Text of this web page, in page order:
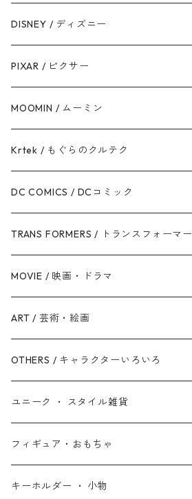
ストームトルーパー
ハン・ソロ
ドロイド
ボバ・フェット / マンダロリアン
ジェダイ・オーダー
銀河帝国 / ダークサイド
反乱同盟軍 / ライトサイド
スターウォーズ・シリーズ
シークエル・トリロジー
アンソロジー・シリーズ
スターウォーズ・アニメ
スターウォーズ・コラボ
マーベルコミック
アベンジャーズ
スパイダーマン
アイアンマン
キャプテン・アメリカ
マイティ・ソー
ハルク
ブラック・ウィドウ
ブラックパンサー
キャプテン・マーベル
ドクター・ストレンジ
ガーディアンズ・オブ・ギャラクシー
DISNEY / ディズニー
ディズニーフレンズ
ディズニープリンセス
ディズニーヴィランズ
シンデレラ
美女と野獣
眠れる森の美女
リトル・マーメイド
白雪姫
アラジン
塔の上のラプンツェル
アナと雪の女王
PIXAR / ピクサー
トイ・ストーリー
モンスターズ・インク / ユニバーシティ
カーズ
ファインディング・ニモ / ドリー
Mr.インクレディブル
アーロと少年
ピクサー
MOOMIN / ムーミン
Krtek / もぐらのクルテク
DC COMICS / DCコミック
ジャスティス・リーグ
バットマン
スーパーマン
ザ・フラッシュ
ワンダーウーマン
ジョーカー
ハーレイ・クイン
TRANS FORMERS / トランスフォーマー
MOVIE / 映画・ドラマ
ART / 芸術・絵画
OTHERS / キャラクターいろいろ
ザ・マペッツ
ひつじのショーン
ピーナッツ / スヌーピー
ユニーク ・ スタイル雑貨
北欧・ヨーロッパ雑貨
アメリカン雑貨
フィギュア・おもちゃ
スタチュー ・ フィギュア
キーホルダー ・ 小物